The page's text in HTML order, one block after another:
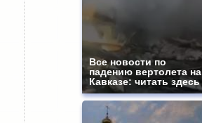
Все новости по
падению вертолета на
Кавказе: читать здесь